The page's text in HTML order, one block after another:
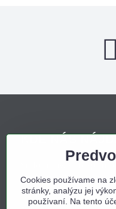
KDE NÁS
Sídlo firmy,
osobný odber:
Obchodný dom Bojná
Cookies používame na
stránky, analýzu jej
používaní. Na tento